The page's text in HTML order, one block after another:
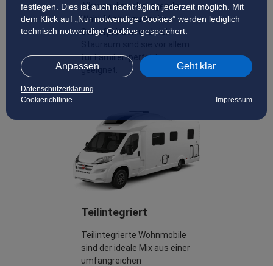
festlegen. Dies ist auch nachträglich jederzeit möglich. Mit
dem Klick auf „Nur notwendige Cookies” werden lediglich
technisch notwendige Cookies gespeichert.
Anpassen Geht klar
Datenschutzerklärung
Cookierichtlinie
Impressum
Alkoven die naheliegende
Wahl. Mit bis zu sechs
Schlafplätzen und viel
für Familien perfekt
geeignet.
Teilintegriert
Teilintegrierte Wohnmobile
sind der ideale Mix aus einer
umfangreichen